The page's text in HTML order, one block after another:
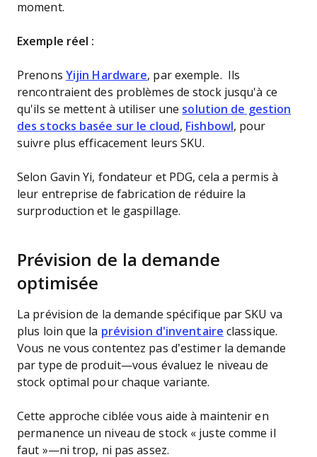
moment.
Exemple réel :
Prenons Yijin Hardware, par exemple. Ils
rencontraient des problèmes de stock jusqu'à ce
qu'ils se mettent à utiliser une solution de gestion
des stocks basée sur le cloud , Fishbowl , pour
suivre plus efficacement leurs SKU.
Selon Gavin Yi, fondateur et PDG, cela a permis à
leur entreprise de fabrication de réduire la
surproduction et le gaspillage.
Prévision de la demande
optimisée
La prévision de la demande spécifique par SKU va
plus loin que la prévision d'inventaire classique.
Vous ne vous contentez pas d’estimer la demande
par type de produit—vous évaluez le niveau de
stock optimal pour chaque variante.
Cette approche ciblée vous aide à maintenir en
permanence un niveau de stock « juste comme il
faut »—ni trop, ni pas assez.